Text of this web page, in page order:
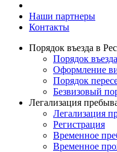
Наши партнеры
Контакты
Порядок въезда в
Порядок
Оформление
Порядок
Безвизовый
Легализация
Легализация
Регистрация
Временное
Временное